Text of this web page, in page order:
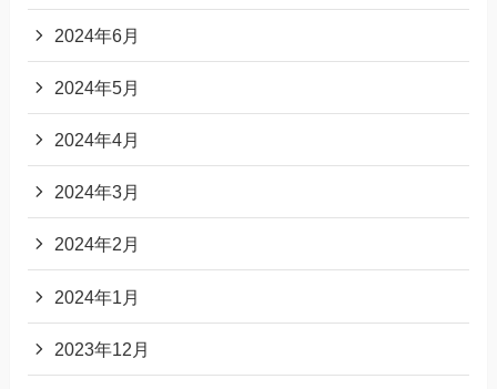
2024年6月
2024年5月
2024年4月
2024年3月
2024年2月
2024年1月
2023年12月